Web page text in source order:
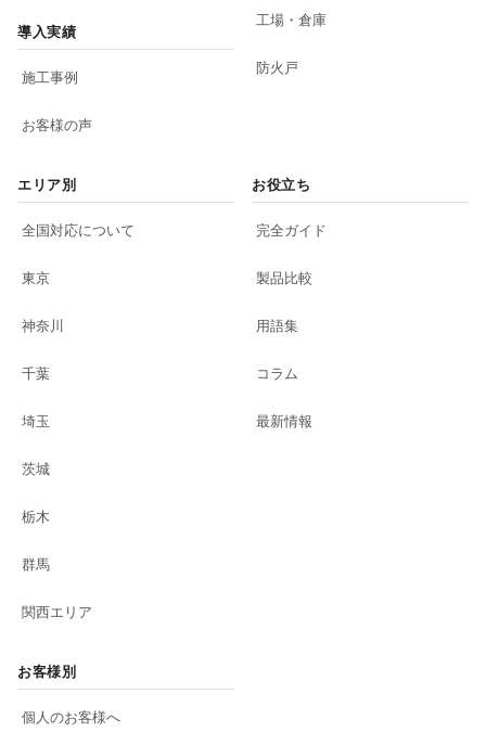
導入実績
施工事例
お客様の声
工場・倉庫
防火戸
エリア別
全国対応について
東京
神奈川
千葉
埼玉
茨城
栃木
群馬
関西エリア
お役立ち
完全ガイド
製品比較
用語集
コラム
最新情報
お客様別
個人のお客様へ